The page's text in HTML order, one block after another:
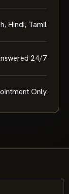
Hindi, Tamil
24/7
Only